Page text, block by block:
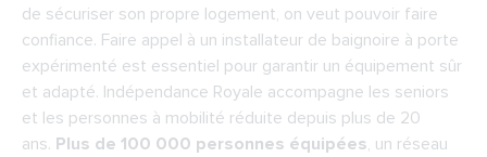
de sécuriser son propre logement, on veut pouvoir faire
confiance. Faire appel à un installateur de baignoire à porte
expérimenté est essentiel pour garantir un équipement sûr
et adapté. Indépendance Royale accompagne les seniors
et les personnes à mobilité réduite depuis plus de 20
ans. Plus de 100 000 personnes équipées, un réseau